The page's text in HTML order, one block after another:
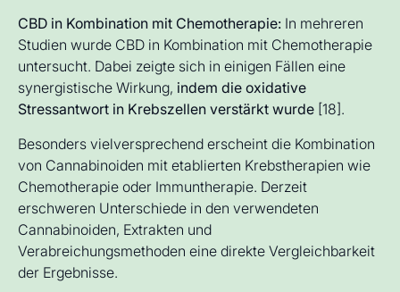
CBD in Kombination mit Chemotherapie: In mehreren
Studien wurde CBD in Kombination mit Chemotherapie
untersucht. Dabei zeigte sich in einigen Fällen eine
synergistische Wirkung, indem die oxidative
Stressantwort in Krebszellen verstärkt wurde [18].
Besonders vielversprechend erscheint die Kombination
von Cannabinoiden mit etablierten Krebstherapien wie
Chemotherapie oder Immuntherapie. Derzeit
erschweren Unterschiede in den verwendeten
Cannabinoiden, Extrakten und
Verabreichungsmethoden eine direkte Vergleichbarkeit
der Ergebnisse.